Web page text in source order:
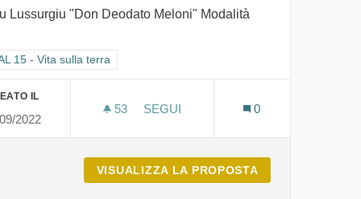
L'OBIETTIVO 15
Lussurgiu "Don Deodato Meloni" Modalità
i risultati per categoria: GOAL 15 - Vita sulla terra
15 - Vita sulla terra
IL
2022
53 53 SOSTENITORI
SEGUI
0
VISUALIZZA LA PROPOSTA